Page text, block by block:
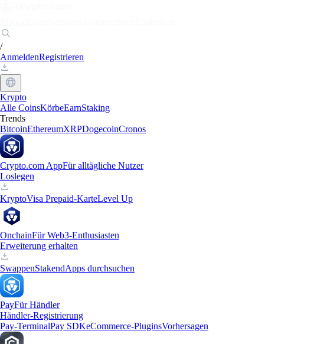
/
AnmeldenRegistrieren
Krypto
Alle CoinsKörbeEarnStaking
Trends
BitcoinEthereumXRPDogecoinCronos
Crypto.com AppFür alltägliche Nutzer
Loslegen
KryptoVisa Prepaid-KarteLevel Up
OnchainFür Web3-Enthusiasten
Erweiterung erhalten
SwappenStakendApps durchsuchen
PayFür Händler
Händler-Registrierung
Pay-TerminalPay SDKeCommerce-PluginsVorhersagen